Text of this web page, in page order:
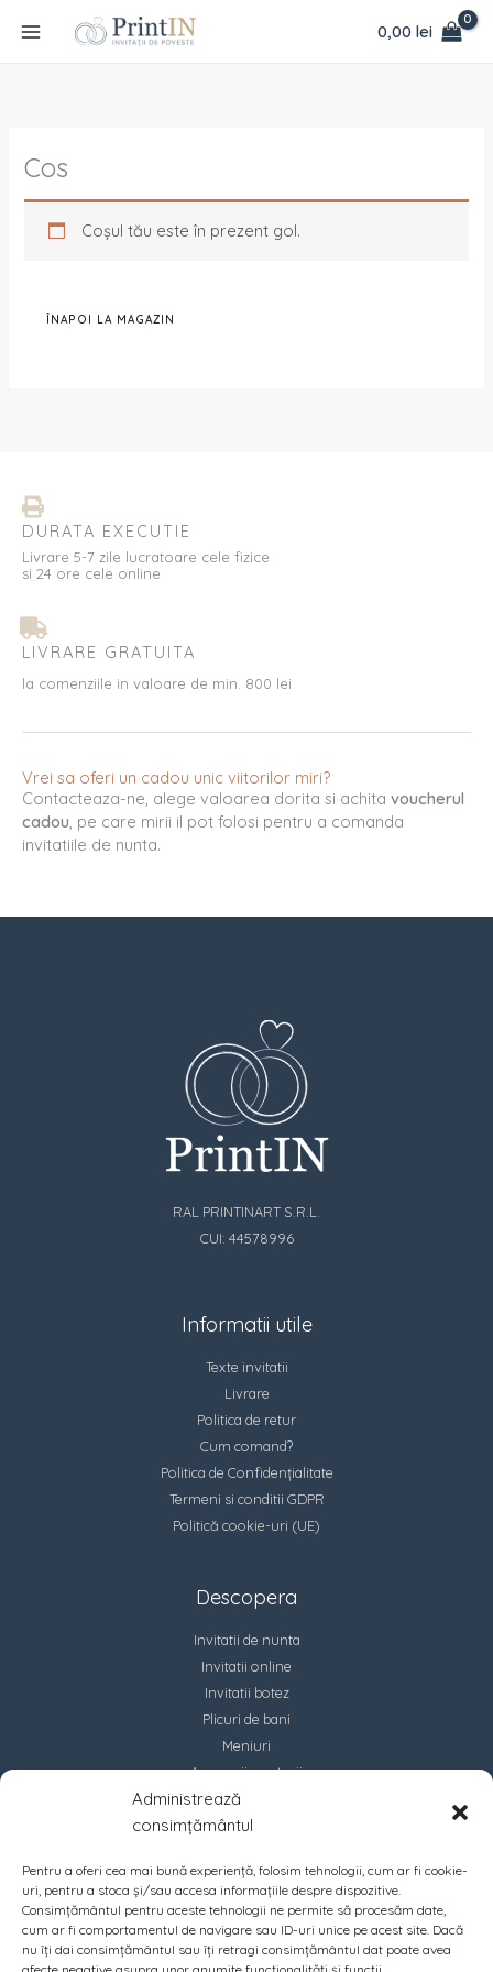
Administrează
consimțământul
Pentru a oferi cea mai bună experiență, folosim tehnologii, cum ar fi cookie-
uri, pentru a stoca și/sau accesa informațiile despre dispozitive.
Consimțământul pentru aceste tehnologii ne permite să procesăm date,
cum ar fi comportamentul de navigare sau ID-uri unice pe acest site. Dacă
nu îți dai consimțământul sau îți retragi consimțământul dat poate avea
0,00lei
Cos
Coșul tău este în prezent gol.
ÎNAPOI LA MAGAZIN
DURATA EXECUTIE
Livrare 5-7 zile lucratoare cele fizice
si 24 ore cele online
LIVRARE GRATUITA
la comenziile in valoare de min. 800 lei
Vrei sa oferi un cadou unic viitorilor miri?
Contacteaza-ne, alege valoarea dorita si achita voucherul
cadou, pe care mirii il pot folosi pentru a comanda
invitatiile de nunta.
RAL PRINTINART S.R.L.
CUI: 44578996
Informatii utile
Texte invitatii
Livrare
Politica de retur
Cum comand?
Politica de Confidențialitate
Termeni si conditii GDPR
Politică cookie-uri (UE)
Descopera
Invitatii de nunta
Invitatii online
Invitatii botez
Plicuri de bani
Meniuri
Accesorii marturii
Contact